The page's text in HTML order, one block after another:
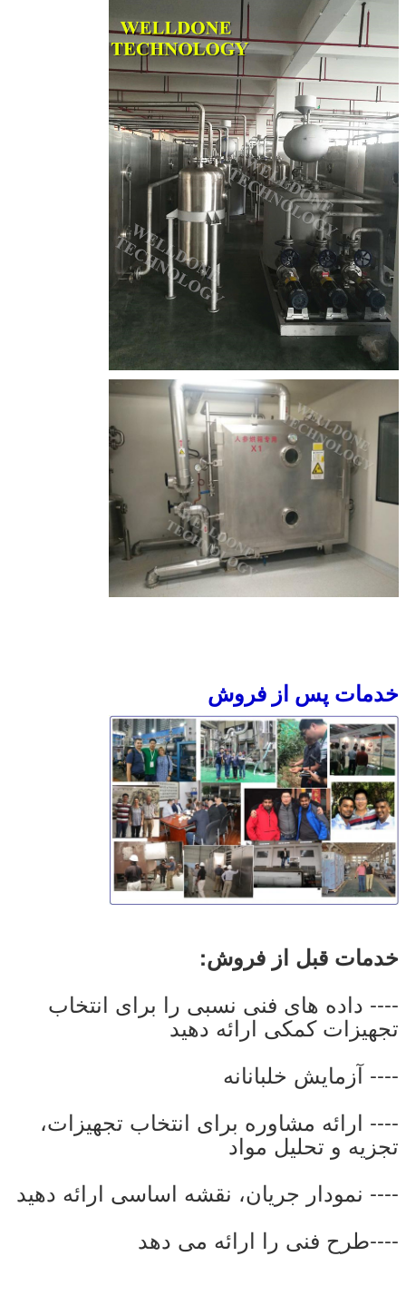
پیام بگذارید
ما به زودی با شما تماس خواهیم
گرفت
ارسال
خدمات پس از فروش
خدمات قبل از فروش:
---- داده های فنی نسبی را برای انتخاب
تجهیزات کمکی ارائه دهید
---- آزمايش خلبانانه
---- ارائه مشاوره برای انتخاب تجهیزات،
تجزیه و تحلیل مواد
---- نمودار جریان، نقشه اساسی ارائه دهید
----طرح فنی را ارائه می دهد